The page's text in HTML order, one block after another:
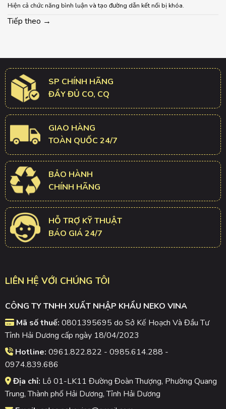
Hiện cả chức năng bình luận và tạo đường dẫn kết nối bị khóa.
Tiếp theo →
SP CHÍNH HÃNG
ĐẦY ĐỦ CO, CQ
GIAO HÀNG
TOÀN QUỐC 24/7
BẢO HÀNH
CHÍNH HÃNG
HỖ TRỢ KỸ THUẬT
BÁO GIÁ 24/7
LIÊN HỆ VỚI CHÚNG TÔI
CÔNG TY TNHH XUẤT NHẬP KHẨU NEKO VINA
Mã số thuế: 0801395695 do Sở Kế Hoạch Và Đầu Tư
Tỉnh Hải Dương cấp ngày 18/04/2023
Hotline: 0961.822.822 - 0985.614.288 -
0974.839.686
Địa chỉ: Lô 01-LK11 Đường Đoàn Thượng, Phường Quang
Trung, Thành phố Hải Dương, Tỉnh Hải Dương